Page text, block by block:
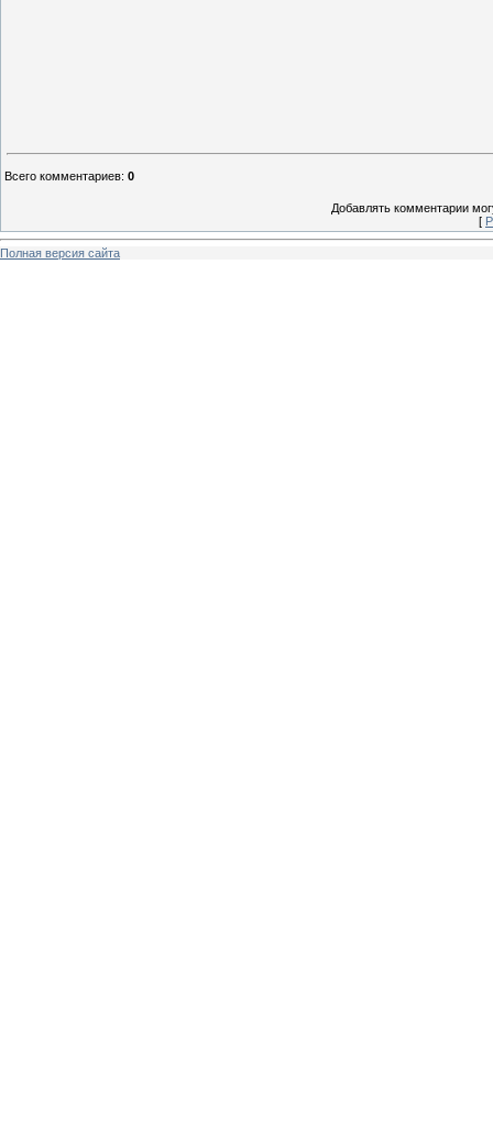
Всего комментариев: 0
Добавлять комментарии
[
Полная версия сайта